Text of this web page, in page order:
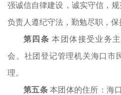
强诚信自律建设，诚实守信，规
负责人遵纪守法，勤勉尽职，保
第四条 本团体接受业务
会
、社团登记管理机关海口市
理。
第五条 本团体的住所： 海